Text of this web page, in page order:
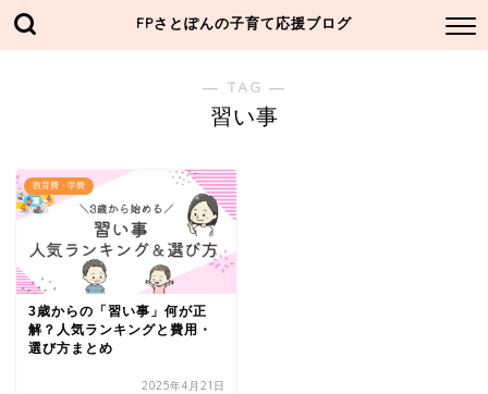
FPさとぽんの子育て応援ブログ
― TAG ―
習い事
教育費・学費
3歳からの「習い事」何が正
解？人気ランキングと費用・
選び方まとめ
2025年4月21日